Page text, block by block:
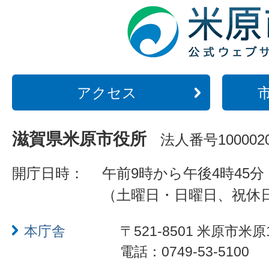
アクセス
滋賀県米原市役所 法人番号
開庁日時：
午前9時から午後4時45分
（土曜日・日曜日、祝
本庁舎
〒521-8501 米原市米
電話：0749-53-5100